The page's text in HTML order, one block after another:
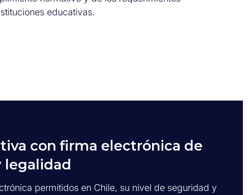
educativas.
con firma electrónica de
legalidad
permitidos en Chile, su nivel de seguridad y